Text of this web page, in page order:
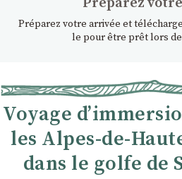
Préparez votre arrivée et
le pour être prêt lors
Voyage
les Alpes-de-
dans le golfe de